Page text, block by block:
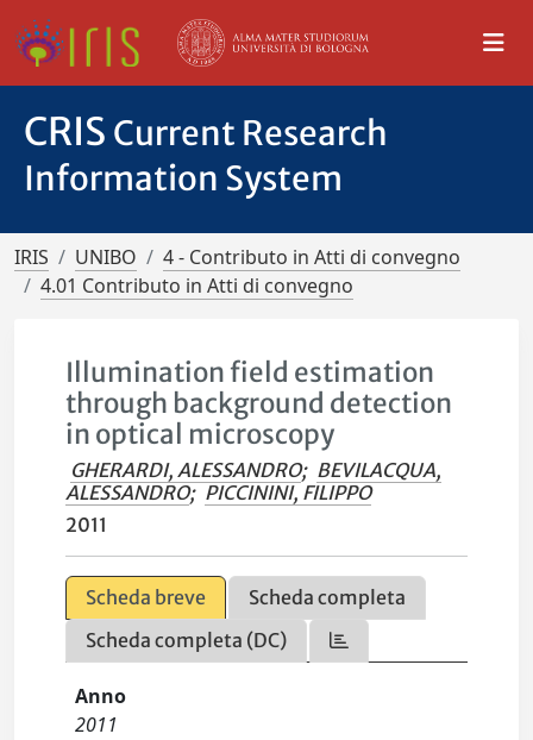
CRIS Current Research
Information System
IRIS UNIBO
4 - Contributo in Atti di convegno
4.01 Contributo in Atti di convegno
Illumination field estimation
through background detection
in optical microscopy
GHERARDI, ALESSANDRO; BEVILACQUA,
ALESSANDRO; PICCININI, FILIPPO
2011
Scheda breve
Scheda completa
Scheda completa (DC)
Anno
2011